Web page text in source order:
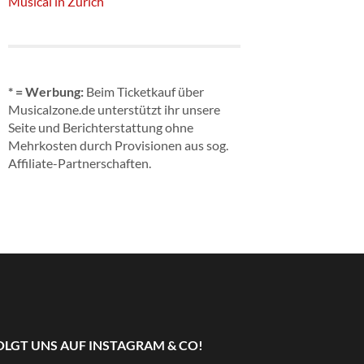
* = Werbung: Beim Ticketkauf über
Musicalzone.de unterstützt ihr unsere
Seite und Berichterstattung ohne
Mehrkosten durch Provisionen aus sog.
Affiliate-Partnerschaften.
UNS AUF INSTAGRAM & CO!